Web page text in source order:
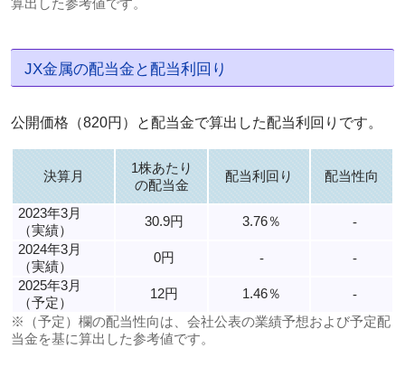
算出した参考値です。
JX金属の配当金と配当利回り
公開価格（820円）と配当金で算出した配当利回りです。
決算月
1株あたり
の配当金
配当利回り 配当性向
2023年3月
（実績）
30.9円 3.76％
-
2024年3月
（実績）
0円 -
-
2025年3月
（予定）
12円 1.46％
-
※（予定）欄の配当性向は、会社公表の業績予想および予定配
当金を基に算出した参考値です。